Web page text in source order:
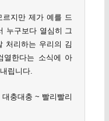
지만 제가 예를 드
누구보다 열심히 그
처리하는 우리의 김
열한다는 소식에 아
립니다.
충대충 ~ 빨리빨리